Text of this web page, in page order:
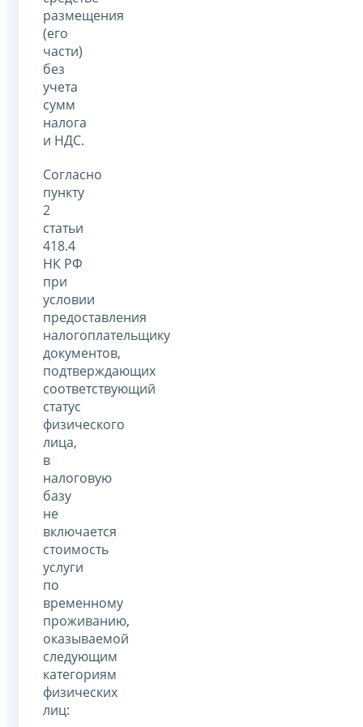
размещения
(его
части)
без
учета
сумм
налога
и НДС.
Согласно
пункту
2
статьи
418.4
НК РФ
при
условии
предоставления
налогоплательщику
документов,
подтверждающих
соответствующий
статус
физического
лица,
в
налоговую
базу
не
включается
стоимость
услуги
по
временному
проживанию,
оказываемой
следующим
категориям
физических
лиц: